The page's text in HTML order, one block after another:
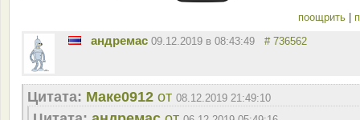
поощрить
андремас 09.12.2019 в 08:43:49 # 736562
Цитата: Маке0912 от 08.12.2019 21:49:10